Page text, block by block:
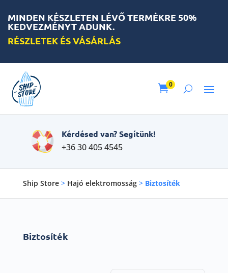
MINDEN KÉSZLETEN LÉVŐ TERMÉKRE 50%
KEDVEZMÉNYT ADUNK.
RÉSZLETEK ÉS VÁSÁRLÁS
0
Kérdésed van? Segítünk!
+36 30 405 4545
Ship Store> Hajó elektromosság> Biztosíték
Biztosíték